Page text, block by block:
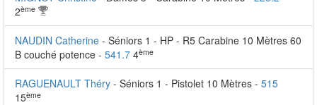
2ème
NAUDIN Catherine - Séniors 1 - HP - R5 Carabine 10 Mètres 60
B couché potence - 541.7 4ème
RAGUENAULT Théry - Séniors 1 - Pistolet 10 Mètres - 515
15ème